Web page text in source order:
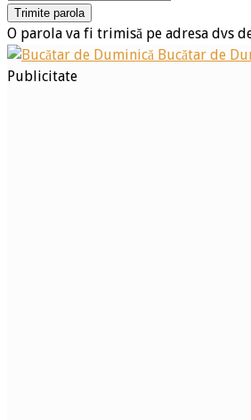
O parola va fi trimisă pe adresa dvs
Bucătar de
Publicitate